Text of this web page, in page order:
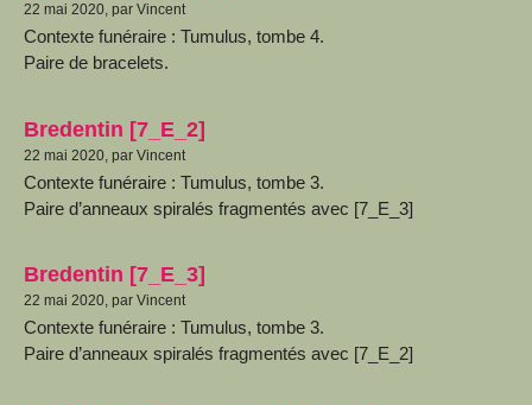
22 mai 2020, par Vincent
Contexte funéraire : Tumulus, tombe 4.
Paire de bracelets.
Bredentin [7_E_2]
22 mai 2020, par Vincent
Contexte funéraire : Tumulus, tombe 3.
Paire d’anneaux spiralés fragmentés avec [7_E_3]
Bredentin [7_E_3]
22 mai 2020, par Vincent
Contexte funéraire : Tumulus, tombe 3.
Paire d’anneaux spiralés fragmentés avec [7_E_2]